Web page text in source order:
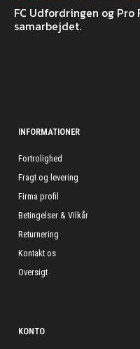
FC Udfordringen og
samarbejdet.
INFORMATIONER
Fortrolighed
Fragt og levering
Firma profil
Betingelser & Vilkår
Returnering
Kontakt os
Oversigt
KONTO